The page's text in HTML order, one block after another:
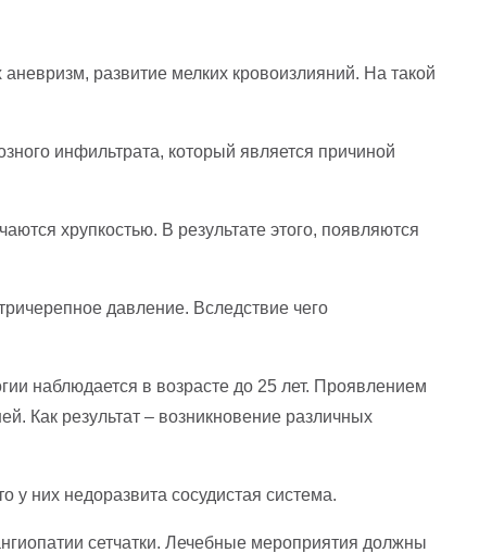
развитие мелких кровоизлияний. На такой
инфильтрата, который является причиной
хрупкостью. В результате этого, появляются
давление. Вследствие чего
наблюдается в возрасте до 25 лет. Проявлением
Как результат – возникновение различных
них недоразвита сосудистая система.
сетчатки. Лечебные мероприятия должны